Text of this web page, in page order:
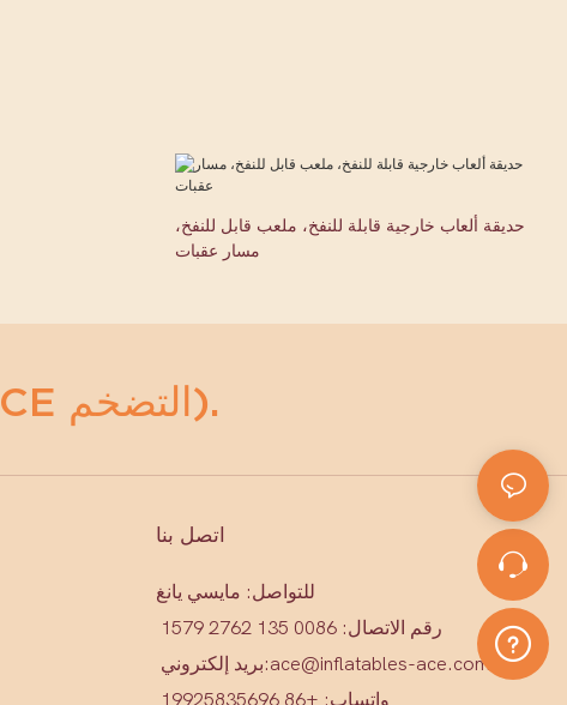
حديقة ألعاب خارجية قابلة للنفخ، ملعب قابل للنفخ،
مسار عقبات
أي مضخمات (ACE التضخم).
اتصل بنا
للتواصل: مايسي يانغ
رقم الاتصال: 0086 135 2762 1579
بريد إلكتروني:ace@inflatables-ace.com
واتساب: +86 19925835696